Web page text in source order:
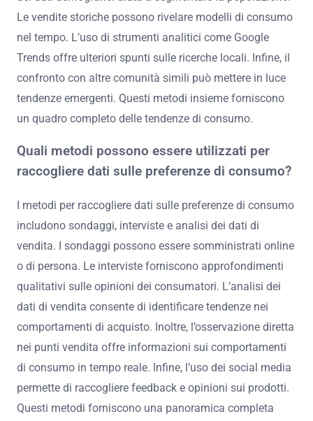
Le vendite storiche possono rivelare modelli di consumo
nel tempo. L’uso di strumenti analitici come Google
Trends offre ulteriori spunti sulle ricerche locali. Infine, il
confronto con altre comunità simili può mettere in luce
tendenze emergenti. Questi metodi insieme forniscono
un quadro completo delle tendenze di consumo.
Quali metodi possono essere utilizzati per
raccogliere dati sulle preferenze di consumo?
I metodi per raccogliere dati sulle preferenze di consumo
includono sondaggi, interviste e analisi dei dati di
vendita. I sondaggi possono essere somministrati online
o di persona. Le interviste forniscono approfondimenti
qualitativi sulle opinioni dei consumatori. L’analisi dei
dati di vendita consente di identificare tendenze nei
comportamenti di acquisto. Inoltre, l’osservazione diretta
nei punti vendita offre informazioni sui comportamenti
di consumo in tempo reale. Infine, l’uso dei social media
permette di raccogliere feedback e opinioni sui prodotti.
Questi metodi forniscono una panoramica completa